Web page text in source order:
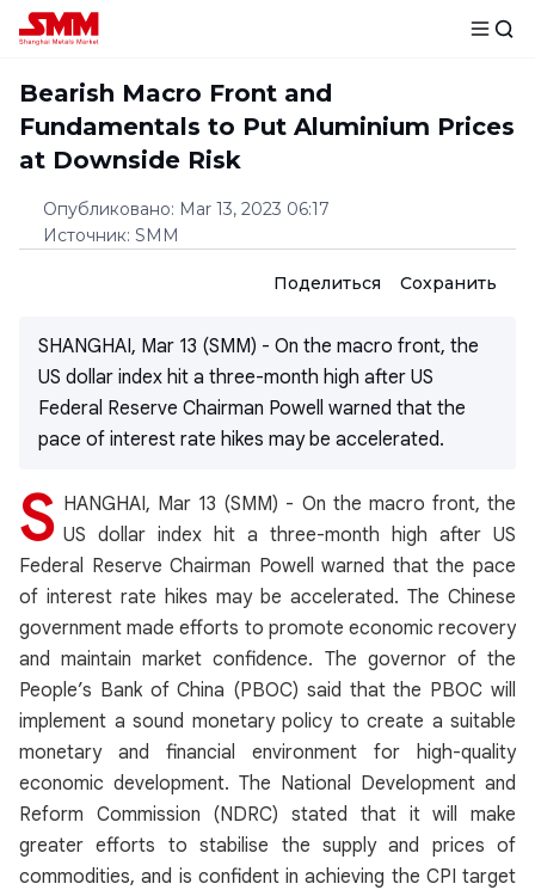
Bearish Macro Front and
Fundamentals to Put Aluminium Prices
at Downside Risk
Опубликовано: Mar 13, 2023 06:17
Источник: SMM
Поделиться Сохранить
SHANGHAI, Mar 13 (SMM) - On the macro front, the
US dollar index hit a three-month high after US
Federal Reserve Chairman Powell warned that the
pace of interest rate hikes may be accelerated.
S HANGHAI, Mar 13 (SMM) - On the macro front, the
US dollar index hit a three-month high after US
Federal Reserve Chairman Powell warned that the pace
of interest rate hikes may be accelerated. The Chinese
government made efforts to promote economic recovery
and maintain market confidence. The governor of the
People’s Bank of China (PBOC) said that the PBOC will
implement a sound monetary policy to create a suitable
monetary and financial environment for high-quality
economic development. The National Development and
Reform Commission (NDRC) stated that it will make
greater efforts to stabilise the supply and prices of
commodities, and is confident in achieving the CPI target